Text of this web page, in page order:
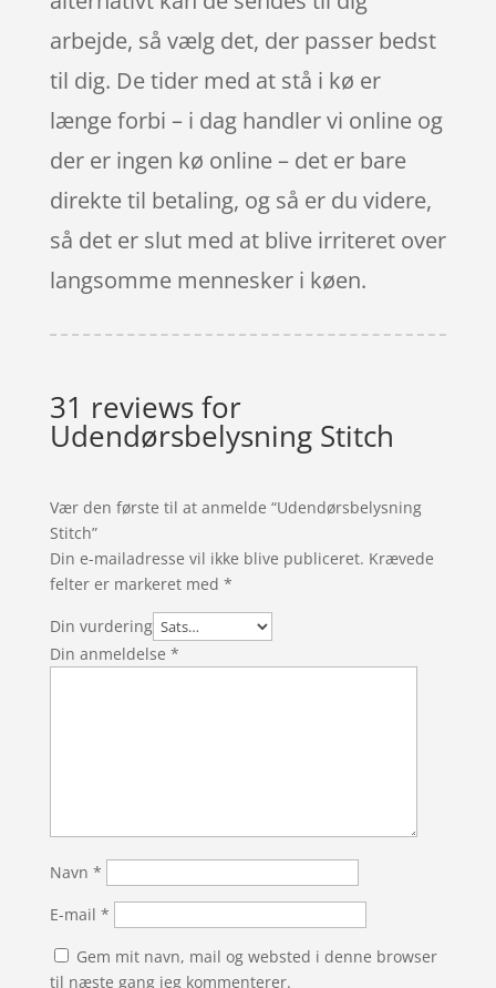
arbejde, så vælg det, der passer bedst
til dig. De tider med at stå i kø er
længe forbi – i dag handler vi online og
der er ingen kø online – det er bare
direkte til betaling, og så er du videre,
så det er slut med at blive irriteret over
langsomme mennesker i køen.
31 reviews for
Udendørsbelysning Stitch
Vær den første til at anmelde “Udendørsbelysning
Stitch”
Din e-mailadresse vil ikke blive publiceret. Krævede
felter er markeret med *
Din vurdering
Din anmeldelse *
Navn *
E-mail *
Gem mit navn, mail og websted i denne browser
til næste gang jeg kommenterer.